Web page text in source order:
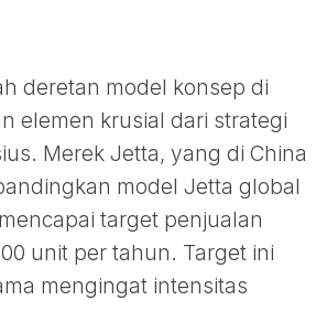
deretan model konsep di
elemen krusial dari strategi
Merek Jetta, yang di China
model Jetta global
target penjualan
unit per tahun. Target ini
mengingat intensitas